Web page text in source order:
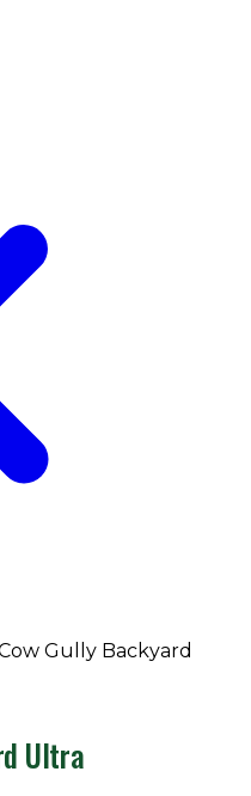
Gully Backyard
Ultra